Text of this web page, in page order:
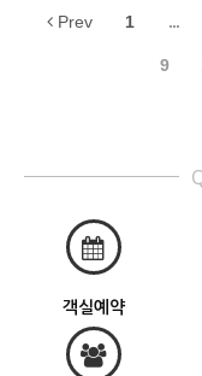
Prev 1 ...
9
객실예약